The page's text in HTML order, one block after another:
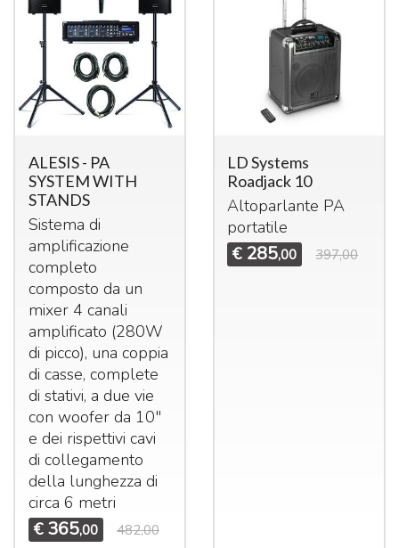
ALESIS - PA
SYSTEM WITH
STANDS
Sistema di
amplificazione
completo
composto da un
mixer 4 canali
amplificato (280W
di picco), una coppia
di casse, complete
di stativi, a due vie
con woofer da 10"
e dei rispettivi cavi
di collegamento
della lunghezza di
circa 6 metri
€ 365,00 482,00
LD Systems
Roadjack 10
Altoparlante PA
portatile
€ 285,00 397,00